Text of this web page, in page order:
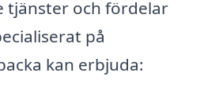
tjänster och fördelar
på
kan erbjuda: